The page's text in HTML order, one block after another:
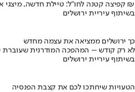
קפיצה קטנה לחו"ל: טיילת חדשה, מיצגי אמנות, וכיכרות משופצות בהשקעה של 100 מיליון ₪
בשיתוף עיריית ירושלים
כך ירושלים ממציאה את עצמה מחדש
לא רק קודש – המהפכה המודרנית שעוברת
בשיתוף עיריית ירושלים
הטעויות שיחתכו לכם את קצבת הפנסיה